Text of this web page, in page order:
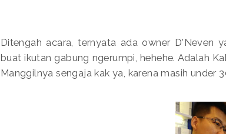
Ditengah acara, ternyata ada owner D'Neven
buat ikutan gabung ngerumpi, hehehe. Adalah
Manggilnya sengaja kak ya, karena masih under